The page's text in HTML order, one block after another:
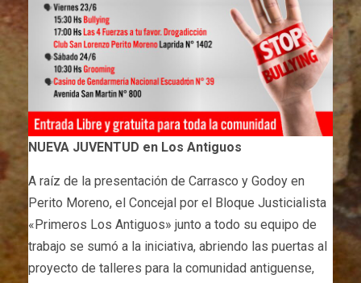
NUEVA JUVENTUD en Los Antiguos
A raíz de la presentación de Carrasco y Godoy en
Perito Moreno, el Concejal por el Bloque Justicialista
«Primeros Los Antiguos» junto a todo su equipo de
trabajo se sumó a la iniciativa, abriendo las puertas al
proyecto de talleres para la comunidad antiguense,